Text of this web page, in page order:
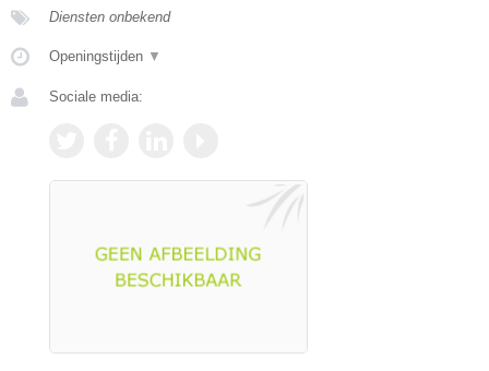
Diensten onbekend
Openingstijden ▼
Sociale media: